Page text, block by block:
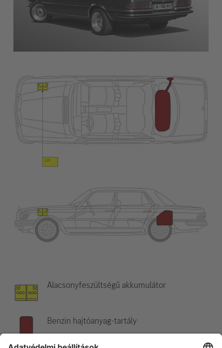
Alacsonyfeszültségű akkumulátor
Benzin hajtóanyag-tartály